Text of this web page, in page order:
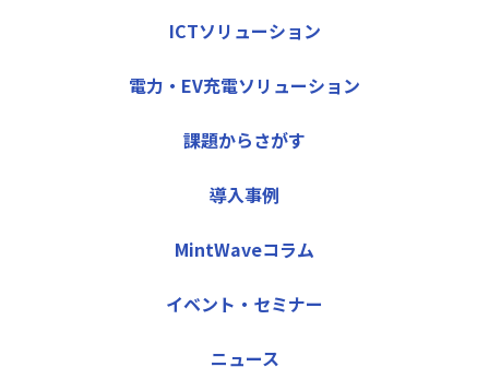
ICTソリューション
電力・EV充電ソリューション
課題からさがす
導入事例
MintWaveコラム
イベント・セミナー
ニュース